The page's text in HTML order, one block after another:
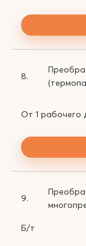
8.
От 1 рабочего
9.
Б/т